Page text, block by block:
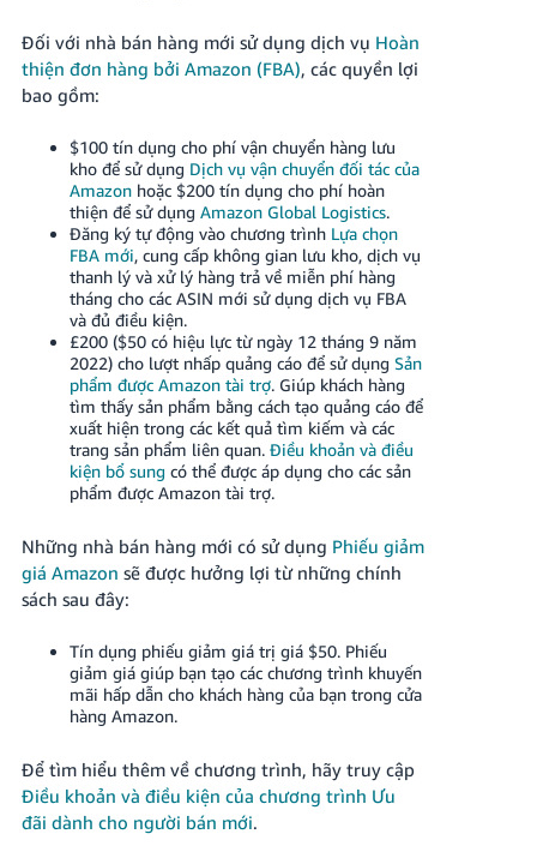
日
本
語
JP
Español
- ES
Đối với nhà bán hàng mới sử dụng dịch vụ Hoàn
thiện đơn hàng bởi Amazon (FBA), các quyền lợi
bao gồm:
$100 tín dụng cho phí vận chuyển hàng lưu
kho để sử dụng Dịch vụ vận chuyển đối tác của
Amazonhoặc $200 tín dụng cho phí hoàn
thiện để sử dụng Amazon Global Logistics.
Đăng ký tự động vào chương trình Lựa chọn
FBA mới, cung cấp không gian lưu kho, dịch vụ
thanh lý và xử lý hàng trả về miễn phí hàng
tháng cho các ASIN mới sử dụng dịch vụ FBA
và đủ điều kiện.
£200 ($50 có hiệu lực từ ngày 12 tháng 9 năm
2022) cho lượt nhấp quảng cáo để sử dụng Sản
phẩm được Amazon tài trợ. Giúp khách hàng
tìm thấy sản phẩm bằng cách tạo quảng cáo để
xuất hiện trong các kết quả tìm kiếm và các
trang sản phẩm liên quan. Điều khoản và điều
kiện bổ sung có thể được áp dụng cho các sản
phẩm được Amazon tài trợ.
Những nhà bán hàng mới có sử dụng Phiếu giảm
giá Amazon sẽ được hưởng lợi từ những chính
sách sau đây:
Tín dụng phiếu giảm giá trị giá $50. Phiếu
giảm giá giúp bạn tạo các chương trình khuyến
mãi hấp dẫn cho khách hàng của bạn trong cửa
hàng Amazon.
Để tìm hiểu thêm về chương trình, hãy truy cập
Điều khoản và điều kiện của chương trình Ưu
đãi dành cho người bán mới.